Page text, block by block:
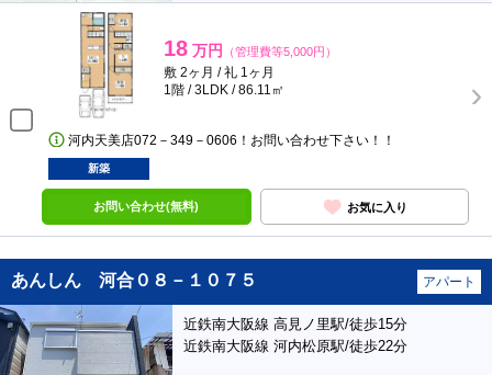
18 万円 （管理費等5,000円）
敷 2ヶ月 / 礼 1ヶ月
1階 / 3LDK / 86.11㎡
河内天美店072－349－0606！お問い合わせ下さい！！
新築
お問い合わせ(無料) お気に入り
あんしん 河合０８－１０７５ アパート
近鉄南大阪線 高見ノ里駅/徒歩15分
近鉄南大阪線 河内松原駅/徒歩22分